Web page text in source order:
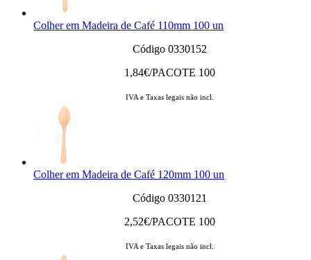
Colher em Madeira de Café 110mm 100 un
Código 0330152
1,84€/PACOTE 100
IVA e Taxas legais não incl.
Colher em Madeira de Café 120mm 100 un
Código 0330121
2,52€/PACOTE 100
IVA e Taxas legais não incl.